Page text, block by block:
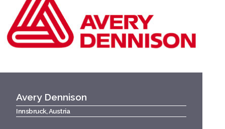
Avery Dennison
Innsbruck, Austria